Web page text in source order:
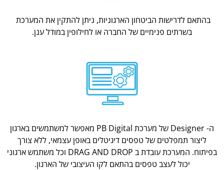
בהתאם לדרישות הביטחון הארגוניות, ניתן להתקין את המערכת
בשרתים פנימיים של החברה או לחילופין במודל ענן.
ה- Designer של מערכת PB Digital מאפשר למשתמשים בארגון
ליצור תמפלטים של טפסים דיגיטלים באופן עצמאי, ללא צורך
בפיתוח. המערכת עובדת ב DRAG AND DROP וכל משתמש ארגוני
יכול לעצב טפסים בהתאם לקו העיצובי של הארגון.